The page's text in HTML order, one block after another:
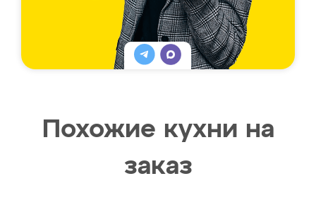
Похожие кухни на
заказ